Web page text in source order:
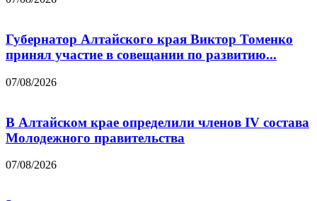
Губернатор Алтайского края Виктор Томенко
принял участие в совещании по развитию...
07/08/2026
В Алтайском крае определили членов IV состава
Молодежного правительства
07/08/2026